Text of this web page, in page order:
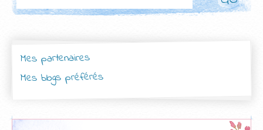
Mes partenaires
Mes blogs préférés